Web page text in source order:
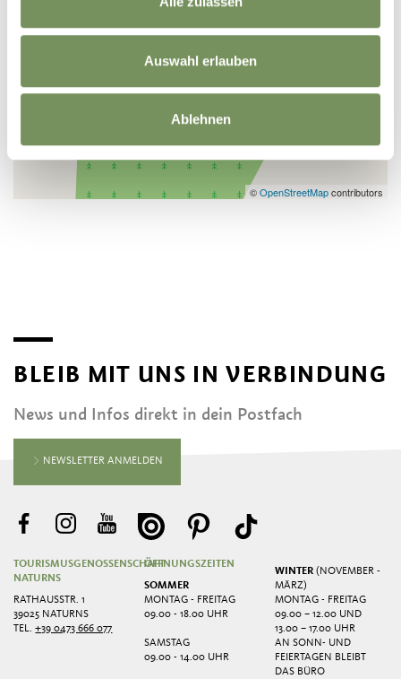
Auswahl erlauben
Ablehnen
©OpenStreetMapcontributors
BLEIB MIT UNS IN VERBINDUNG
News und Infos direkt in dein Postfach
NEWSLETTER ANMELDEN
TOURISMUSGENOSSENSCHAFT
NATURNS
RATHAUSSTR. 1
39025 NATURNS
TEL.+39 0473 666 077
ÖFFNUNGSZEITEN
SOMMER
MONTAG - FREITAG
09.00 - 18.00 UHR
SAMSTAG
09.00 - 14.00 UHR
WINTER(NOVEMBER -
MÄRZ)
MONTAG - FREITAG
09.00 – 12.00 UND
13.00 – 17.00 UHR
AN SONN- UND
FEIERTAGEN BLEIBT
DAS BÜRO